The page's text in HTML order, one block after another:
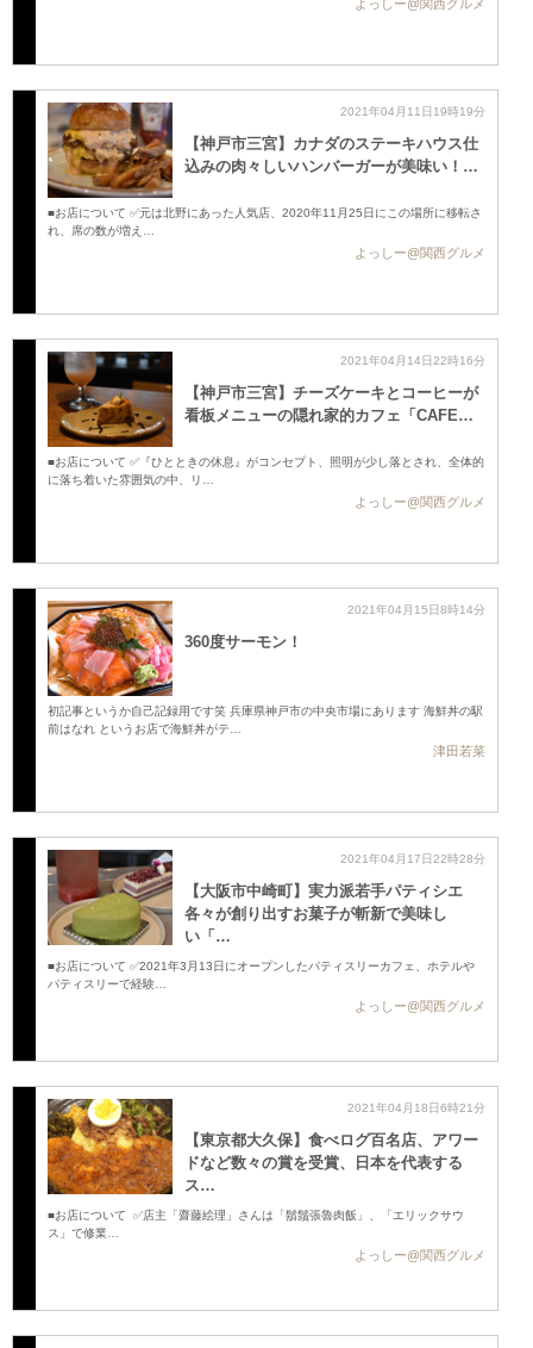
よっしー@関西グルメ
2021年04月11日19時19分
【神戸市三宮】カナダのステーキハウス仕
込みの肉々しいハンバーガーが美味い！ …
■お店について ✅元は北野にあった人気店、2020年11月25日にこの場所に移転さ
れ、席の数が増え…
よっしー@関西グルメ
2021年04月14日22時16分
【神戸市三宮】チーズケーキとコーヒーが
看板メニューの隠れ家的カフェ「CAFE…
■お店について ✅『ひとときの休息』がコンセプト、照明が少し落とされ、全体的
に落ち着いた雰囲気の中、リ…
よっしー@関西グルメ
2021年04月15日8時14分
360度サーモン！
初記事というか自己記録用です笑 兵庫県神戸市の中央市場にあります 海鮮丼の駅
前はなれ というお店で海鮮丼がテ…
津田若菜
2021年04月17日22時28分
【大阪市中崎町】実力派若手パティシエ
各々が創り出すお菓子が斬新で美味し
い 「…
■お店について ✅2021年3月13日にオープンしたパティスリーカフェ、ホテルや
パティスリーで経験…
よっしー@関西グルメ
2021年04月18日6時21分
【東京都大久保】食べログ百名店、アワー
ドなど数々の賞を受賞、日本を代表する
ス…
■お店について ✅店主「齋藤絵理」さんは「鬍鬚張魯肉飯」、「エリックサウ
ス」で修業…
よっしー@関西グルメ